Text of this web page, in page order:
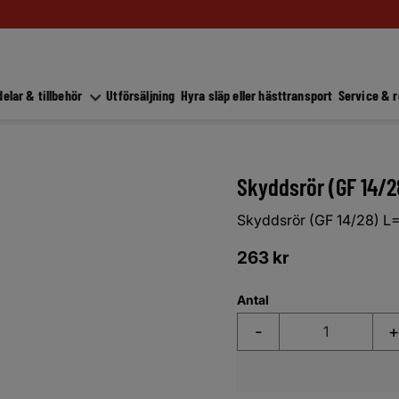
& tillbehör Utförsäljning Hyra släp eller hästtransport Service &
Skyddsrör (GF 14/
Skyddsrör (GF 14/28)
263 kr
Antal
+
-